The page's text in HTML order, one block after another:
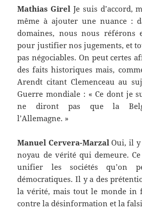
Mathias Girel Je suis d’accord,
même à ajouter une nuance :
domaines, nous nous référons
pour justifier nos jugements, et
pas négociables. On peut certes
des faits historiques mais,
Arendt citant Clemenceau au
Guerre mondiale : « Ce dont je
ne diront pas que la
l’Allemagne. »
Manuel Cervera-Marzal Oui, il y
noyau de vérité qui demeure.
unifier les sociétés qu’on
démocratiques. Il y a des
la vérité, mais tout le monde in
contre la désinformation et la